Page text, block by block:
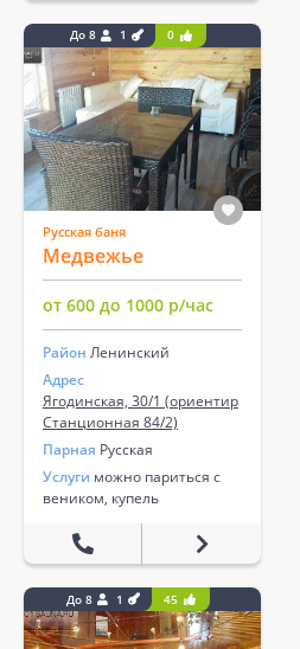
До 8 1 0
Русская баня
Медвежье
от 600 до 1000 р/час
Район Ленинский
Адрес
Ягодинская, 30/1 (ориентир
Станционная 84/2)
Парная Русская
Услуги можно париться с
веником, купель
До 8 1 45